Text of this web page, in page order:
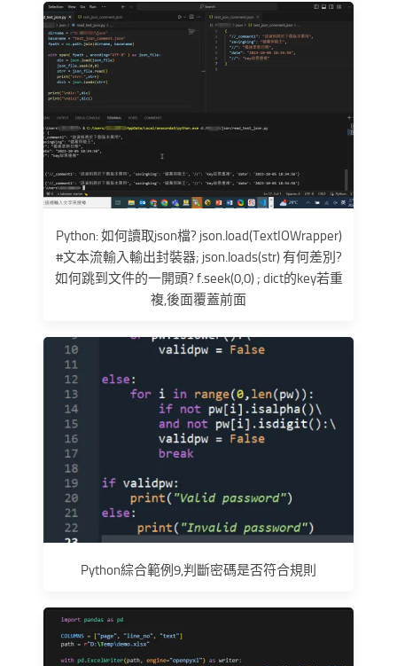
Python: 如何讀取json檔? json.load(TextIOWrapper)
#文本流輸入輸出封裝器; json.loads(str) 有何差別?
如何跳到文件的一開頭? f.seek(0,0) ; dict的key若重
複,後面覆蓋前面
Python綜合範例9,判斷密碼是否符合規則